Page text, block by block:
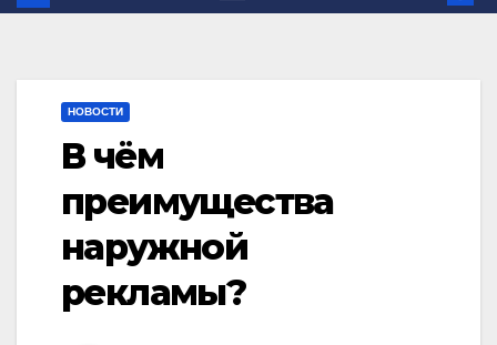
НОВОСТИ
В чём
преимущества
наружной
рекламы?